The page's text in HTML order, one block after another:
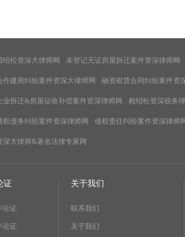
绍松资深大律师网 未登记无证房屋拆迁案件资深律师网
作建房纠纷案件资深大律师网 融资租赁合同纠纷案件资
业拆迁&房屋征收补偿案件资深律师网 赖绍松资深税务
权债务纠纷案件资深律师网 侵权责任纠纷案件资深律师
深大律师&著名法律专家网
证
论证
论证
关于我们
联系我们
关于我们